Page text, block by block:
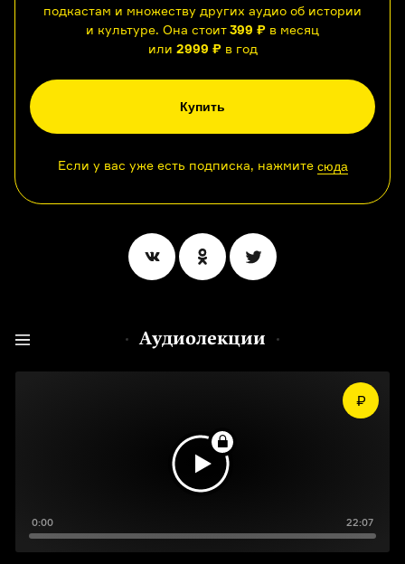
подкастам и множеству других аудио об истории
и культуре. Она стоит399 ₽ в месяц
или 2999 ₽в год
Купить
Если у вас уже есть подписка, нажмите сюда
Аудиолекции
0:00 22:07